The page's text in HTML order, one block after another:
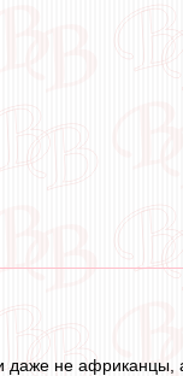
не африканцы,